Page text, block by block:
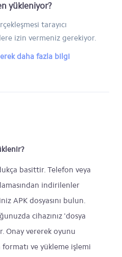
yükleniyor?
tarayıcı
izin vermeniz gerekiyor.
daha fazla bilgi
basittir. Telefon veya
indirilenler
APK dosyasını bulun.
cihazınız 'dosya
Onay vererek oyunu
ve yükleme işlemi